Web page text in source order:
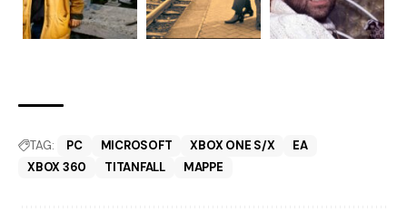
TAG: PC MICROSOFT XBOX ONE S/X
EA
XBOX 360
TITANFALL MAPPE